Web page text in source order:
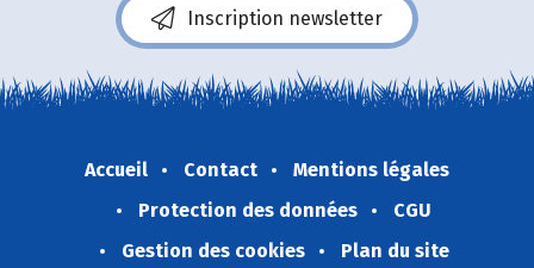
Inscription newsletter
Accueil Contact
Mentions légales
Protection des données
CGU
Gestion des cookies
Plan du site